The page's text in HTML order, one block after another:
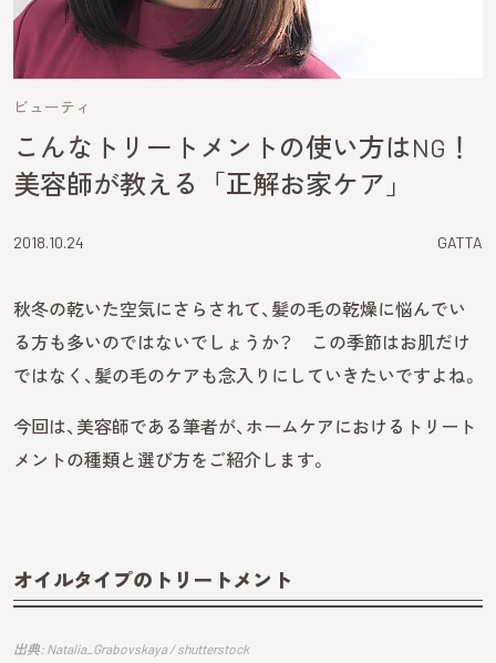
ビューティ
こんなトリートメントの使い方はNG！
美容師が教える「正解お家ケア」
2018.10.24 GATTA
秋冬の乾いた空気にさらされて、髪の毛の乾燥に悩んでい
る方も多いのではないでしょうか？ この季節はお肌だけ
ではなく、髪の毛のケアも念入りにしていきたいですよね。
今回は、美容師である筆者が、ホームケアにおけるトリート
メントの種類と選び方をご紹介します。
オイルタイプのトリートメント
出典: Natalia_Grabovskaya / shutterstock